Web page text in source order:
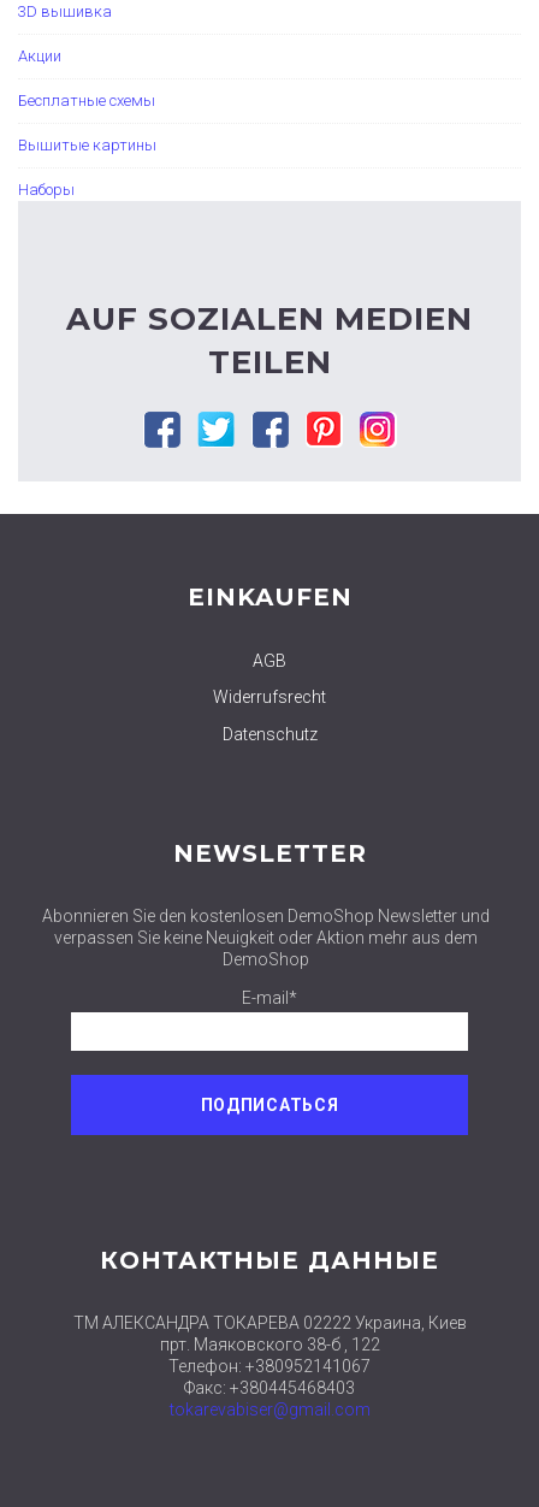
3D вышивка
Акции
Бесплатные схемы
Вышитые картины
Наборы
AUF SOZIALEN MEDIEN
TEILEN
FacebookTwitter Google PinterestInstagram
EINKAUFEN
AGB
Widerrufsrecht
Datenschutz
NEWSLETTER
Abonnieren Sie den kostenlosen DemoShop Newsletter und
verpassen Sie keine Neuigkeit oder Aktion mehr aus dem
DemoShop
E-mail*
КОНТАКТНЫЕ ДАННЫЕ
ТМ АЛЕКСАНДРА ТОКАРЕВА 02222 Украина, Киев
прт. Маяковского 38-б , 122
Телефон: +380952141067
Факс: +380445468403
tokarevabiser@gmail.com